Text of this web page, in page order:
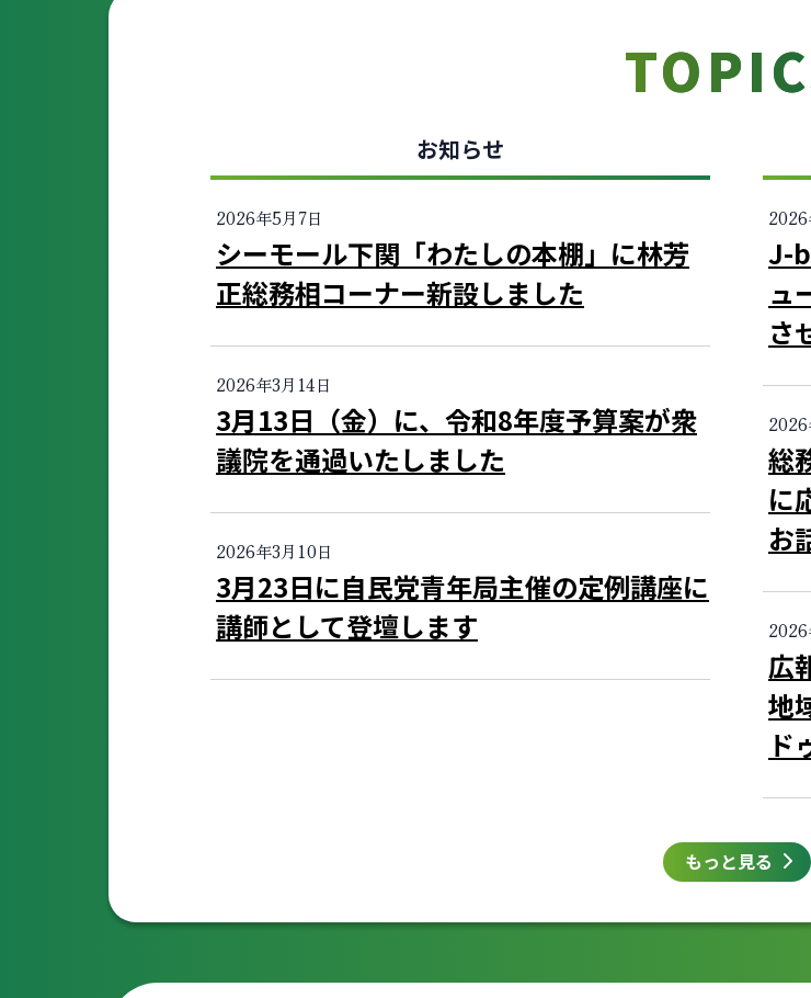
お知らせ
2026年5月7日
シーモール下関「わたしの本棚」に林芳
正総務相コーナー新設しました
2026年3月14日
3月13日（金）に、令和8年度予算案が衆
議院を通過いたしました
2026年3月10日
3月23日に自民党青年局主催の定例講座に
講師として登壇します
2026
J-
ュ
さ
2026
総
に
お
2026
広
地
ド
もっと見る